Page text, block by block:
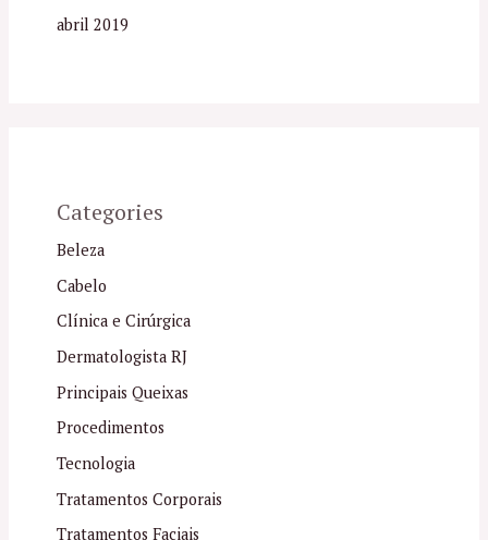
abril 2019
Categories
Beleza
Cabelo
Clínica e Cirúrgica
Dermatologista RJ
Principais Queixas
Procedimentos
Tecnologia
Tratamentos Corporais
Tratamentos Faciais